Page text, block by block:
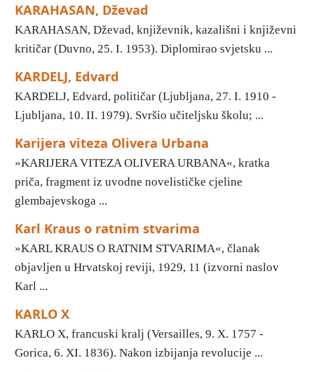
KARAHASAN, Dževad
KARAHASAN, Dževad, književnik, kazališni i književni
kritičar (Duvno, 25. I. 1953). Diplomirao svjetsku ...
KARDELJ, Edvard
KARDELJ, Edvard, političar (Ljubljana, 27. I. 1910 -
Ljubljana, 10. II. 1979). Svršio učiteljsku školu; ...
Karijera viteza Olivera Urbana
»KARIJERA VITEZA OLIVERA URBANA«, kratka
priča, fragment iz uvodne novelističke cjeline
glembajevskoga ...
Karl Kraus o ratnim stvarima
»KARL KRAUS O RATNIM STVARIMA«, članak
objavljen u Hrvatskoj reviji, 1929, 11 (izvorni naslov
Karl ...
KARLO X
KARLO X, francuski kralj (Versailles, 9. X. 1757 -
Gorica, 6. XI. 1836). Nakon izbijanja revolucije ...